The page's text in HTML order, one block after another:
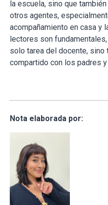
la escuela, sino que
otros agentes,
acompañamiento en casa y
lectores son
solo tarea del docente, sino
compartido con los padres y
Nota elaborada por: